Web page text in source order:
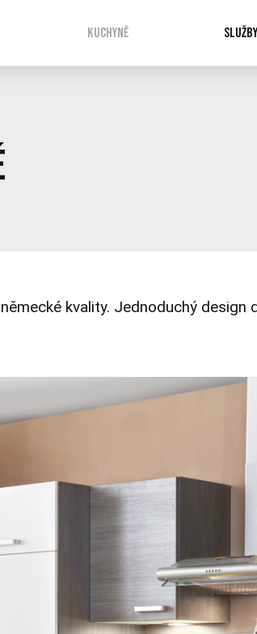
KUCHYNĚ SLUŽBY
kvality. Jednoduchý